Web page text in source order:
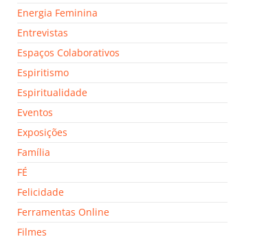
Energia Feminina
Entrevistas
Espaços Colaborativos
Espiritismo
Espiritualidade
Eventos
Exposições
Família
FÉ
Felicidade
Ferramentas Online
Filmes